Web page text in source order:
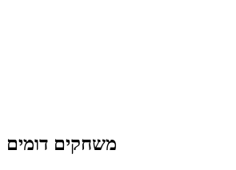
משחקים דומים